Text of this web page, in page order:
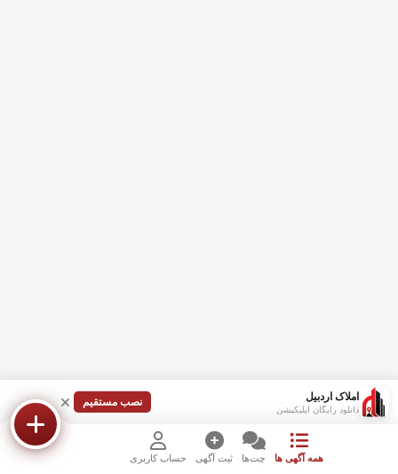
املاک اردبیل
دانلود رایگان اپلیکیشن
نصب مستقیم
همه آگهی ها چت‌ها ثبت آگهی حساب کاربری